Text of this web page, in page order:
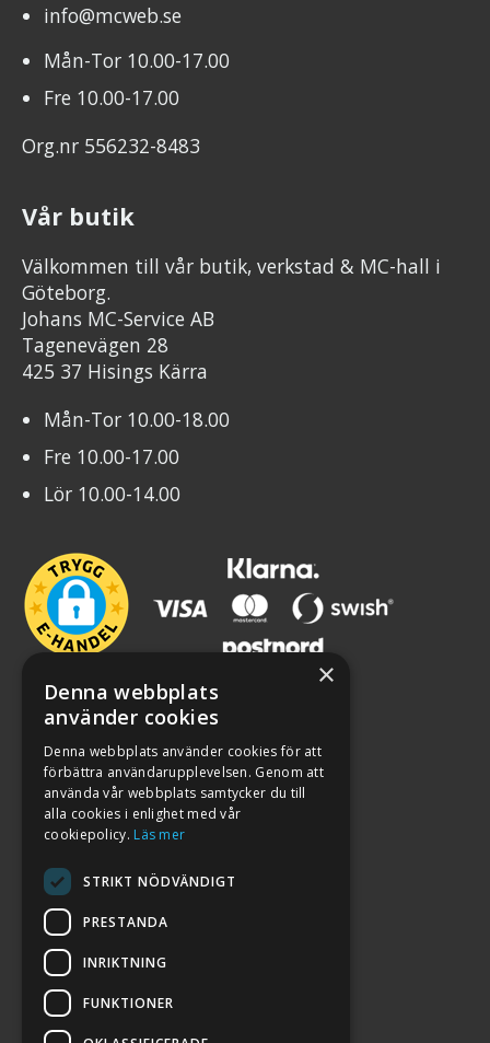
info@mcweb.se
Mån-Tor 10.00-17.00
Fre 10.00-17.00
Org.nr 556232-8483
Vår butik
Välkommen till vår butik, verkstad & MC-hall i
Göteborg.
Johans MC-Service AB
Tagenevägen 28
425 37 Hisings Kärra
Mån-Tor 10.00-18.00
Fre 10.00-17.00
Lör 10.00-14.00
2026. ALL RIGHTS RESERVED.
POWERED BY EMPORI CMS
×
Denna webbplats
använder cookies
Denna webbplats använder cookies för att
förbättra användarupplevelsen. Genom att
använda vår webbplats samtycker du till
alla cookies i enlighet med vår
cookiepolicy. Läs mer
STRIKT NÖDVÄNDIGT
PRESTANDA
INRIKTNING
FUNKTIONER